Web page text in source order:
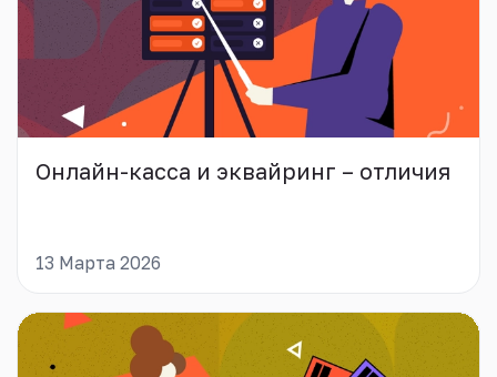
Онлайн-касса и эквайринг – отличия
13 Марта 2026